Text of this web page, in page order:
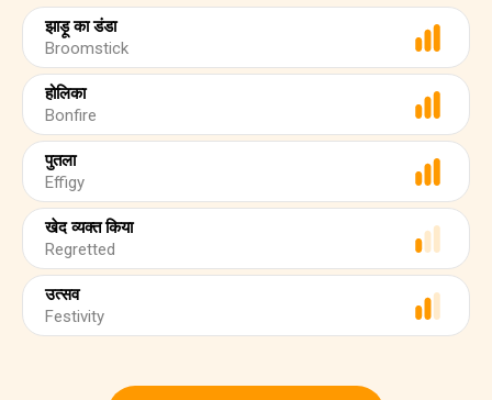
झाड़ू का डंडा
Broomstick
होलिका
Bonfire
पुतला
Effigy
खेद व्यक्त किया
Regretted
उत्सव
Festivity